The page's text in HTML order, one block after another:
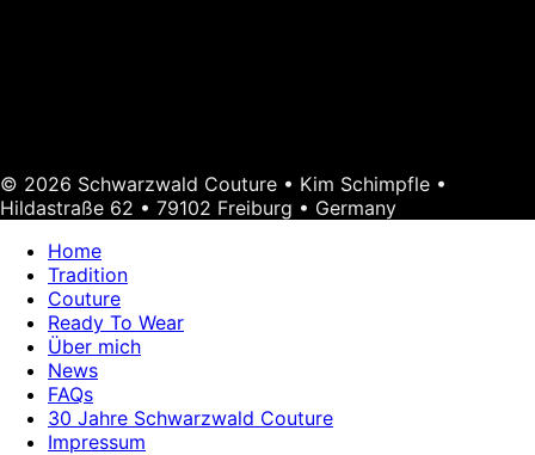
© 2026 Schwarzwald Couture • Kim Schimpfle •
Hildastraße 62 • 79102 Freiburg • Germany
Home
Tradition
Couture
Ready To Wear
Über mich
News
FAQs
30 Jahre Schwarzwald Couture
Impressum